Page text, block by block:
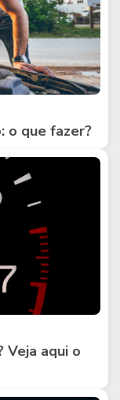
o que fazer?
Veja aqui o